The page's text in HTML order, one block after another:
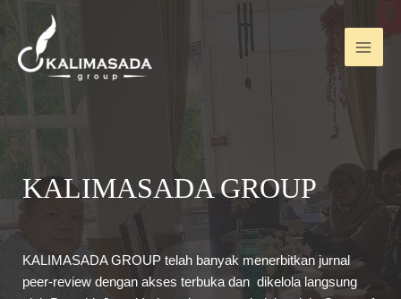
KALIMASADA GROUP
KALIMASADA GROUP telah banyak menerbitkan jurnal
peer-review dengan akses terbuka dan dikelola langsung